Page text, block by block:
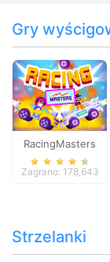
Gry
RacingMasters
Zagrano: 178,643
Strzelanki